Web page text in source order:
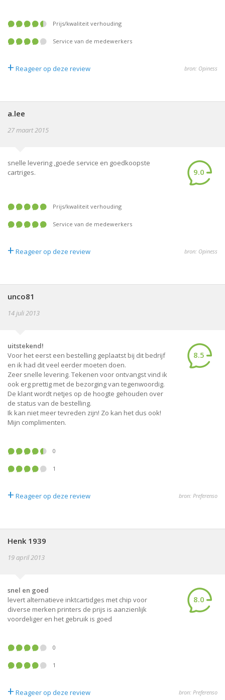
prijs/kwaliteit verhouding
service van de medewerkers
+ Reageer op deze review bron: Opiness
a.lee
27 maart 2015
snelle levering ,goede service en goedkoopste
cartriges.
9.0
prijs/kwaliteit verhouding
service van de medewerkers
+ Reageer op deze review bron: Opiness
unco81
14 juli 2013
uitstekend!
Voor het eerst een bestelling geplaatst bij dit bedrijf
en ik had dit veel eerder moeten doen.
Zeer snelle levering. Tekenen voor ontvangst vind ik
ook erg prettig met de bezorging van tegenwoordig.
De klant wordt netjes op de hoogte gehouden over
de status van de bestelling.
Ik kan niet meer tevreden zijn! Zo kan het dus ook!
Mijn complimenten.
8.5
0
1
+ Reageer op deze review bron: Preferenso
Henk 1939
19 april 2013
snel en goed
levert alternatieve inktcartidges met chip voor
diverse merken printers de prijs is aanzienlijk
voordeliger en het gebruik is goed
8.0
0
1
+ Reageer op deze review bron: Preferenso